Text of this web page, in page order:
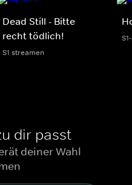
Dead Still - Bitte
recht tödlich!
S1 streamen
dir passt
deiner Wahl